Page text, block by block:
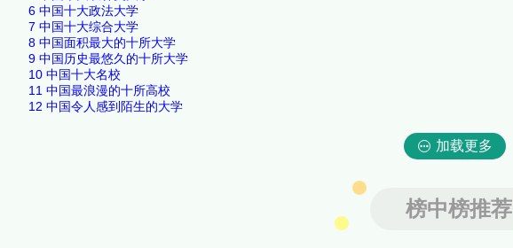
6 中国十大政法大学
7 中国十大综合大学
8 中国面积最大的十所大学
9 中国历史最悠久的十所大学
10 中国十大名校
11 中国最浪漫的十所高校
12 中国令人感到陌生的大学
加载更多
榜中榜推荐